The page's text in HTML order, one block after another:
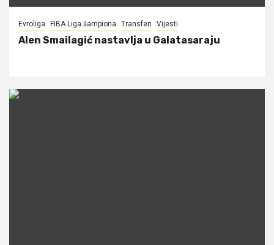
Evroliga FIBA Liga šampiona Transferi Vijesti
Alen Smailagić nastavlja u Galatasaraju